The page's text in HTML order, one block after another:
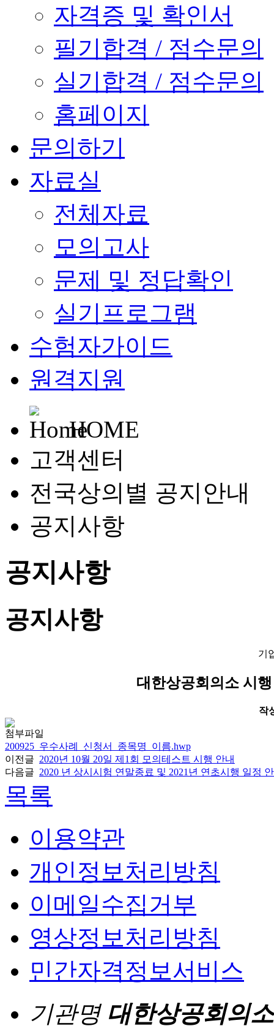
자격증 및 확인서
필기합격 / 점수문의
실기합격 / 점수문의
홈페이지
문의하기
자료실
전체자료
모의고사
문제 및 정답확인
실기프로그램
수험자가이드
원격지원
HOME
고객센터
전국상의별 공지안내
공지사항
공지사항
공지사항
기
대한상공회의소 시
작
첨부파일
200925_우수사례_신청서_종목명_이름.hwp
이전글 2020년 10월 20일 제1회 모의테스트 시행 안내
다음글 2020 년 상시시험 연말종료 및 2021년 연초시행 일정
목록
이용약관
개인정보처리방침
이메일수집거부
영상정보처리방침
민간자격정보서비스
기관명 대한상공회의소